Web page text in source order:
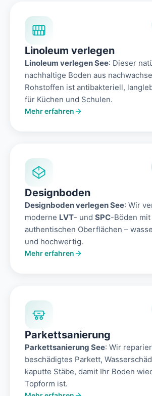
Linoleum verlegen
Linoleum verlegen See: Dieser
nachhaltige Boden aus
Rohstoffen ist antibakteriell,
für Küchen und Schulen.
Mehr erfahren
Designboden
Designboden verlegen See: Wir
moderne LVT- und SPC-Böden mit
authentischen Oberflächen –
und hochwertig.
Mehr erfahren
Parkettsanierung
Parkettsanierung See: Wir
beschädigtes Parkett,
kaputte Stäbe, damit Ihr Boden
Topform ist.